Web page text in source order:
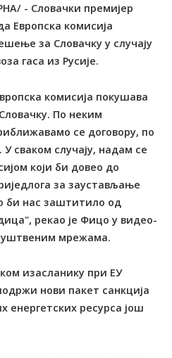
- Словачки премијер
Европска комисија
за Словачку у случају
гаса из Русије.
комисија покушава
По неким
се договору, по
сваком случају, надам се
који би довео до
за заустављање
би нас заштитило од
рекао је Фицо у видео-
мрежама.
изасланику при ЕУ
нови пакет санкција
енергетских ресурса још